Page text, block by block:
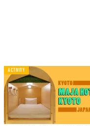
ACTIVITY